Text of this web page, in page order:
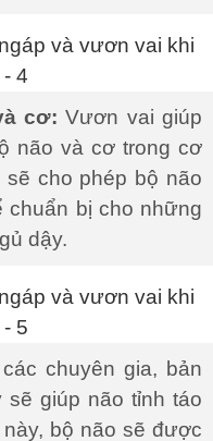
cơ: Vươn vai giúp
não và cơ trong cơ
cho phép bộ não
chuẩn bị cho những
dậy.
chuyên gia, bản
sẽ giúp não tỉnh táo
bộ não sẽ được